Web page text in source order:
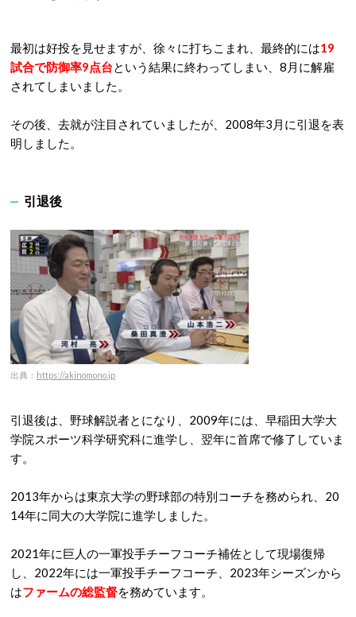
最初は好投を見せますが、徐々に打ちこまれ、最終的には19
試合で防御率9点台という結果に終わってしまい、8月に解雇
されてしまいました。
その後、去就が注目されていましたが、2008年3月に引退を表
明しました。
引退後
出典： https://akinomono.jp
引退後は、野球解説者とになり、2009年には、早稲田大学大
学院スポーツ科学研究科に進学し、翌年に首席で修了していま
す。
2013年からは東京大学の野球部の特別コーチを務められ、20
14年に同大の大学院に進学しました。
2021年に巨人の一軍投手チーフコーチ補佐として現場復帰
し、2022年には一軍投手チーフコーチ、2023年シーズンから
はファームの総監督を務めています。